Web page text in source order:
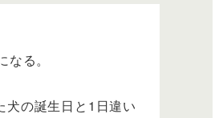
る。
犬の誕生日と1日違い